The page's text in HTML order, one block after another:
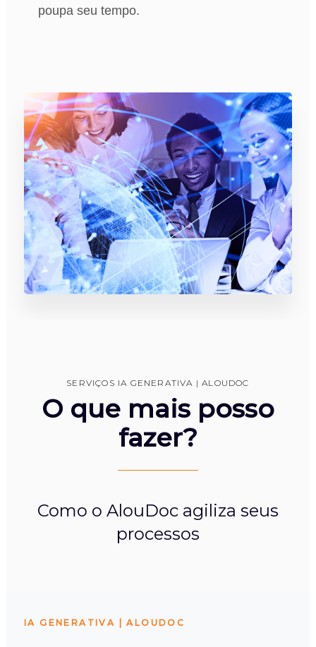
poupa seu tempo.
SERVIÇOS IA GENERATIVA | ALOUDOC
O que mais posso
fazer?
Como o AlouDoc agiliza seus
processos
IA GENERATIVA | ALOUDOC